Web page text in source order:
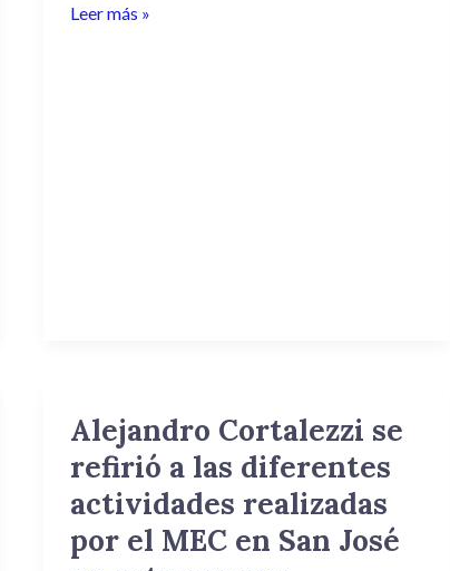
Leer más »
Alejandro Cortalezzi se
refirió a las diferentes
actividades realizadas
por el MEC en San José
Alejandro
Cortalezzi
se
refirió
a